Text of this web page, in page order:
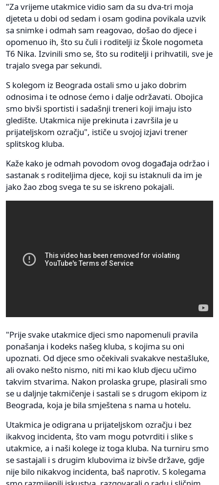
"Za vrijeme utakmice vidio sam da su dva-tri moja
djeteta u dobi od sedam i osam godina povikala uzvik
sa snimke i odmah sam reagovao, došao do djece i
opomenuo ih, što su čuli i roditelji iz Škole nogometa
T6 Nika. Izvinili smo se, što su roditelji i prihvatili, sve je
trajalo svega par sekundi.
S kolegom iz Beograda ostali smo u jako dobrim
odnosima i te odnose ćemo i dalje održavati. Obojica
smo bivši sportisti i sadašnji treneri koji imaju isto
gledište. Utakmica nije prekinuta i završila je u
prijateljskom ozračju", ističe u svojoj izjavi trener
splitskog kluba.
Kaže kako je odmah povodom ovog događaja održao i
sastanak s roditeljima djece, koji su istaknuli da im je
jako žao zbog svega te su se iskreno pokajali.
"Prije svake utakmice djeci smo napomenuli pravila
ponašanja i kodeks našeg kluba, s kojima su oni
upoznati. Od djece smo očekivali svakakve nestašluke,
ali ovako nešto nismo, niti mi kao klub djecu učimo
takvim stvarima. Nakon prolaska grupe, plasirali smo
se u daljnje takmičenje i sastali se s drugom ekipom iz
Beograda, koja je bila smještena s nama u hotelu.
Utakmica je odigrana u prijateljskom ozračju i bez
ikakvog incidenta, što vam mogu potvrditi i slike s
utakmice, a i naši kolege iz toga kluba. Na turniru smo
se sastajali i s drugim klubovima iz bivše države, gdje
nije bilo nikakvog incidenta, baš naprotiv. S kolegama